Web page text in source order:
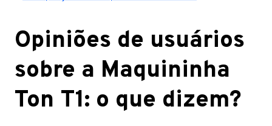
Opiniões de usuários
sobre a Maquininha
Ton T1: o que dizem?